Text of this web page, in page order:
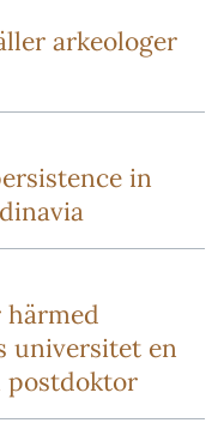
arkeologer
in
universitet en
postdoktor